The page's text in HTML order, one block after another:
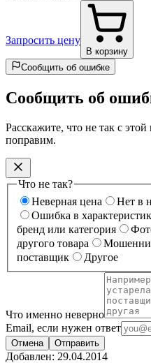
Запросить цену
В корзину
Сообщить об ошибке
Сообщить об
Расскажите, что не так с
поправим.
Что не так?
Неверная цена
Нет в
Ошибка в
бренд или категория
другого товара
поставщик
Другое
Что именно неверно
Email, если нужен ответ
Отмена Отправить
Добавлен: 29.04.2014